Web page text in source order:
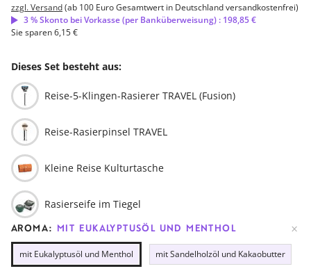
zzgl. Versand(ab 100 Euro Gesamtwert in Deutschland versandkostenfrei)
3 % Skonto bei Vorkasse (per Banküberweisung) : 198,85 €
Sie sparen 6,15 €
Dieses Set besteht aus:
Reise-5-Klingen-Rasierer TRAVEL (Fusion)
Reise-Rasierpinsel TRAVEL
Kleine Reise Kulturtasche
Rasierseife im Tiegel
AROMA: MIT EUKALYPTUSÖL UND MENTHOL
mit Eukalyptusöl und Menthol mit Sandelholzöl und Kakaobutter